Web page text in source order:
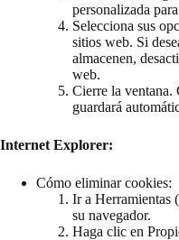
personalizada
Selecciona sus
sitios web. Si
almacenen,
web.
Cierre la ventana.
guardará
Internet Explorer:
Cómo eliminar cookies:
Ir a Herramientas
su navegador.
Haga clic en